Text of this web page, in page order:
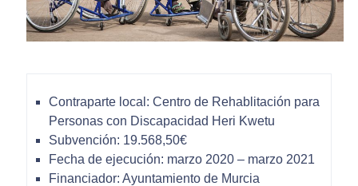
Contraparte local: Centro de Rehablitación para
Personas con Discapacidad Heri Kwetu
Subvención: 19.568,50€
Fecha de ejecución: marzo 2020 – marzo 2021
Financiador: Ayuntamiento de Murcia